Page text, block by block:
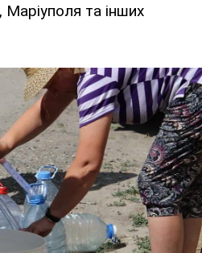
Маріуполя та інших